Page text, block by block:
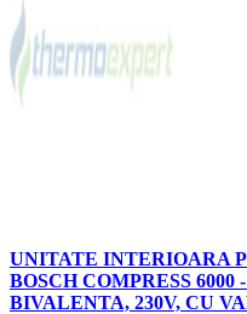
UNITATE INTERIOARA
BOSCH COMPRESS
BIVALENTA, 230V, CU